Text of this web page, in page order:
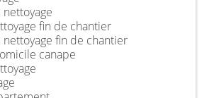
fin de chantier
fin de chantier
canape